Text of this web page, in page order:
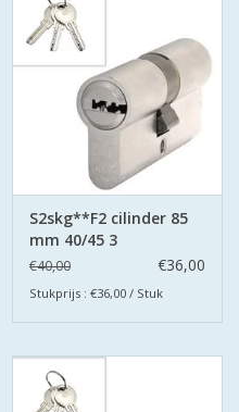
S2skg**F2 cilinder 85
mm 40/45 3
keersleutels
€40,00 €36,00
Stukprijs : €36,00 / Stuk